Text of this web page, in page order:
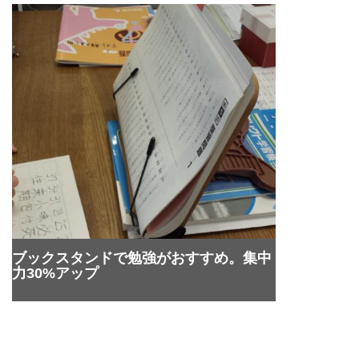
ブックスタンドで勉強がおすすめ。集中
力30%アップ